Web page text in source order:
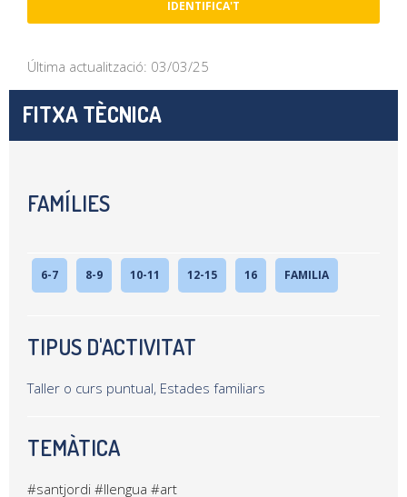
IDENTIFICA'T
Última actualització: 03/03/25
FITXA TÈCNICA
FAMÍLIES
6-7 8-9 10-11 12-15 16 FAMILIA
TIPUS D'ACTIVITAT
Taller o curs puntual, Estades familiars
TEMÀTICA
#santjordi #llengua #art